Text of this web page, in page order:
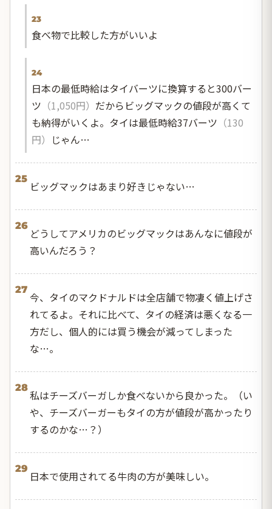
23
食べ物で比較した方がいいよ
24
日本の最低時給はタイバーツに換算すると300バー
ツ （1,050円） だからビッグマックの値段が高くて
も納得がいくよ。タイは最低時給37バーツ （130
円） じゃん…
25
ビッグマックはあまり好きじゃない…
26
どうしてアメリカのビッグマックはあんなに値段が
高いんだろう？
27
今、タイのマクドナルドは全店舗で物凄く値上げさ
れてるよ。それに比べて、タイの経済は悪くなる一
方だし、個人的には買う機会が減ってしまった
な…。
28
私はチーズバーガしか食べないから良かった。（い
や、チーズバーガーもタイの方が値段が高かったり
するのかな…？）
29
日本で使用されてる牛肉の方が美味しい。